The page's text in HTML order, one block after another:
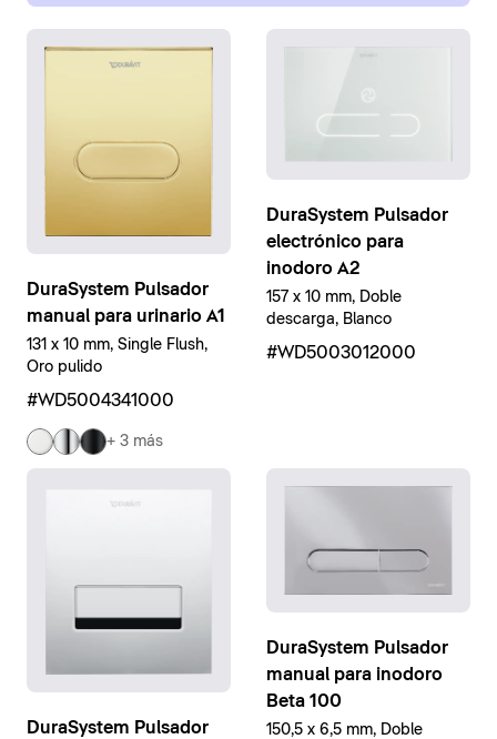
DuraSystem Pulsador
manual para urinario A1
131 x 10 mm, Single Flush,
Oro pulido
#WD5004341000
+ 3 más
DuraSystem Pulsador
electrónico para
inodoro A2
157 x 10 mm, Doble
descarga, Blanco
#WD5003012000
DuraSystem Pulsador
DuraSystem Pulsador
manual para inodoro
Beta 100
150,5 x 6,5 mm, Doble